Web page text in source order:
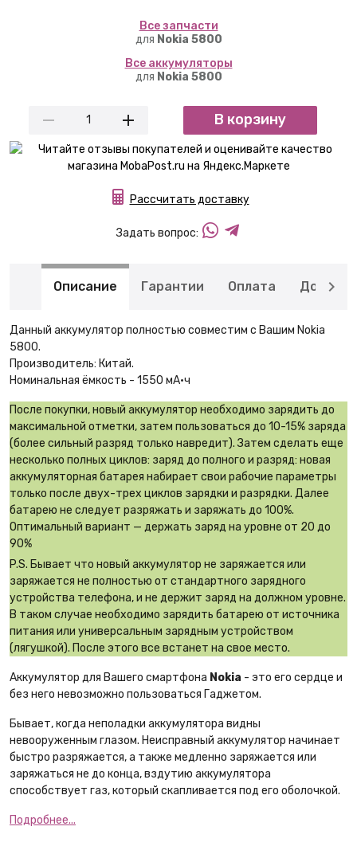
Вcе запчасти
для Nokia 5800
Вcе аккумуляторы
для Nokia 5800
В корзину
Рассчитать доставку
Задать вопрос:
Описание Гарантии Оплата
Данный аккумулятор полностью совместим с Вашим Nokia
5800.
Производитель: Китай.
Номинальная ёмкость - 1550 мА·ч
После покупки, новый аккумулятор необходимо зарядить до
максимальной отметки, затем пользоваться до 10-15% заряда
(более сильный разряд только навредит). Затем сделать еще
несколько полных циклов: заряд до полного и разряд: новая
аккумуляторная батарея набирает свои рабочие параметры
только после двух-трех циклов зарядки и разрядки. Далее
батарею не следует разряжать и заряжать до 100%.
Оптимальный вариант — держать заряд на уровне от 20 до
90%
P.S. Бывает что новый аккумулятор не заряжается или
заряжается не полностью от стандартного зарядного
устройства телефона, и не держит заряд на должном уровне.
В таком случае необходимо зарядить батарею от источника
питания или универсальным зарядным устройством
(лягушкой). После этого все встанет на свое место.
Аккумулятор для Вашего смартфона Nokia - это его сердце и
без него невозможно пользоваться Гаджетом.
Бывает, когда неполадки аккумулятора видны
невооруженным глазом. Неисправный аккумулятор начинает
быстро разряжается, а также медленно заряжается или
заряжаться не до конца, вздутию аккумулятора
способствует газ, который скапливается под его оболочкой.
Подробнее...